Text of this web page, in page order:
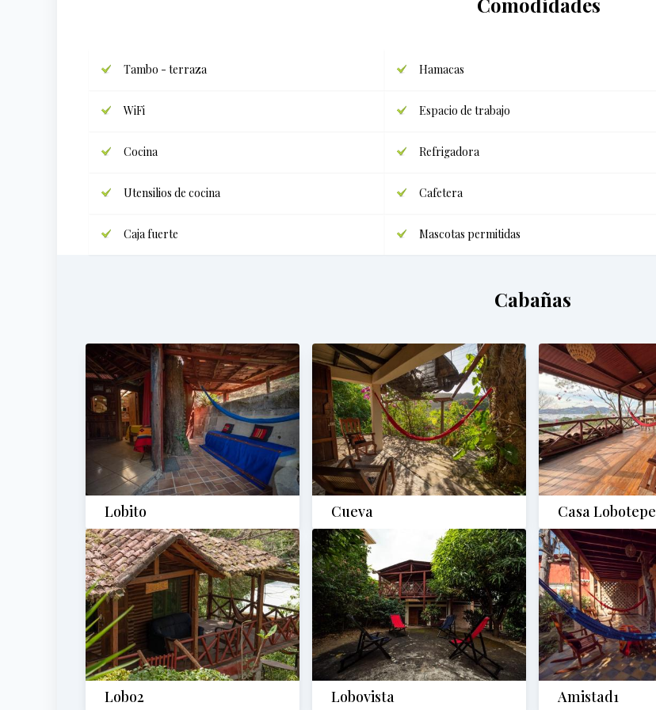
Tambo - terraza Hamacas
WiFi Espacio de trabajo
Cocina Refrigadora
Utensilios de cocina Cafetera
Caja fuerte Mascotas permitidas
Cabañas
Lobito Cueva Casa Lobotepe
Lobo2 Lobovista Amistad1